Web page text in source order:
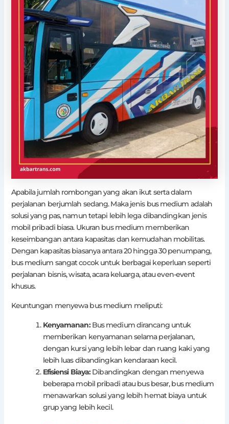
Apabila jumlah rombongan yang akan ikut serta dalam
perjalanan berjumlah sedang. Maka jenis bus medium adalah
solusi yang pas, namun tetapi lebih lega dibandingkan jenis
mobil pribadi biasa. Ukuran bus medium memberikan
keseimbangan antara kapasitas dan kemudahan mobilitas.
Dengan kapasitas biasanya antara 20 hingga 30 penumpang,
bus medium sangat cocok untuk berbagai keperluan seperti
perjalanan bisnis, wisata, acara keluarga, atau even-event
khusus.
Keuntungan menyewa bus medium meliputi:
Kenyamanan:Bus medium dirancang untuk
memberikan kenyamanan selama perjalanan,
dengan kursi yang lebih lebar dan ruang kaki yang
lebih luas dibandingkan kendaraan kecil.
Efisiensi Biaya:Dibandingkan dengan menyewa
beberapa mobil pribadi atau bus besar, bus medium
menawarkan solusi yang lebih hemat biaya untuk
grup yang lebih kecil.